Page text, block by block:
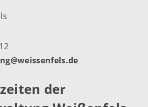
der